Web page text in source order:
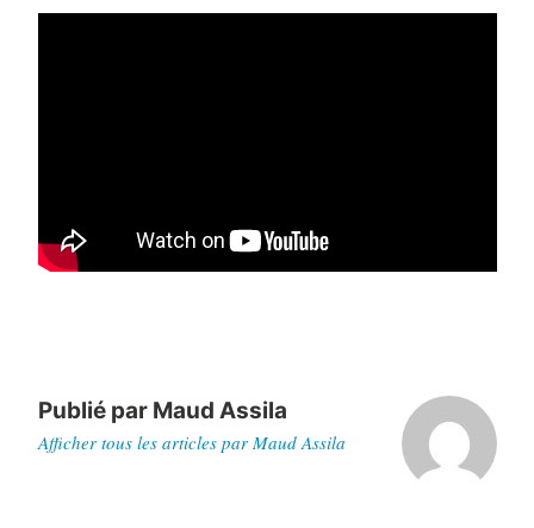
Publié par Maud Assila
Afficher tous les articles par Maud Assila